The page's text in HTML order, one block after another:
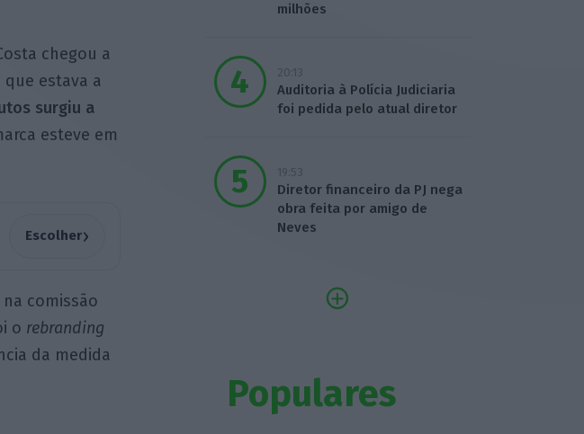
chegou a
que estava a
surgiu a
esteve em
Escolher›
comissão
o rebranding
da medida
milhões
20:13
Auditoria à Polícia Judiciaria
foi pedida pelo atual diretor
19:53
Diretor financeiro da PJ nega
obra feita por amigo de
Neves
Populares